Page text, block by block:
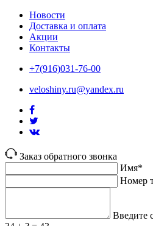
Новости
Доставка и оплата
Акции
Контакты
+7(916)031-76-00
veloshiny.ru@yandex.ru
Заказ обратного звонка
Имя*
Номер
Введите